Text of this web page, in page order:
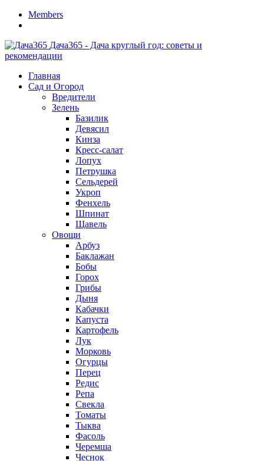
Members
Дача365 - Дача круглый год: советы и
рекомендации
Главная
Сад и Огород
Вредители
Зелень
Базилик
Девясил
Кинза
Кресс-салат
Лопух
Петрушка
Сельдерей
Укроп
Фенхель
Шпинат
Щавель
Овощи
Арбуз
Баклажан
Бобы
Горох
Грибы
Дыня
Кабачки
Капуста
Картофель
Лук
Морковь
Огурцы
Перец
Редис
Репа
Свекла
Томаты
Тыква
Фасоль
Черемша
Чеснок